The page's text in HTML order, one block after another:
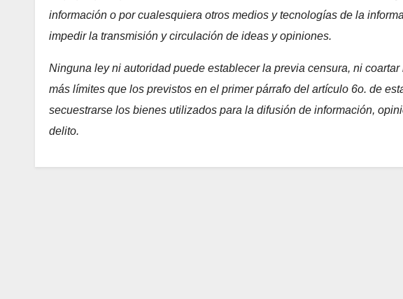
información o por cualesquiera otros medios y tecnologías de la
impedir la transmisión y circulación de ideas y opiniones.
Ninguna ley ni autoridad puede establecer la previa censura, ni
más límites que los previstos en el primer párrafo del artículo 6o. de
secuestrarse los bienes utilizados para la difusión de información,
delito.